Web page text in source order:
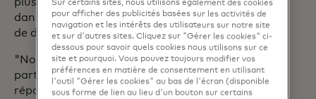
dans le monde et plus de 8 000 milliards
de dollars de transactions chaque année.
"Nous sommes ravis d'étendre notre
partenariat avec Mastercard pour
répondre aux menaces croissantes de la
Sur certains sites, nous utilisons également des cookies
pour afficher des publicités basées sur les activités de
navigation et les intérêts des utilisateurs sur notre site
et sur d'autres sites. Cliquez sur "Gérer les cookies" ci-
dessous pour savoir quels cookies nous utilisons sur ce
site et pourquoi. Vous pouvez toujours modifier vos
préférences en matière de consentement en utilisant
l'outil "Gérer les cookies" au bas de l'écran (disponible
sous forme de lien au lieu d'un bouton sur certains